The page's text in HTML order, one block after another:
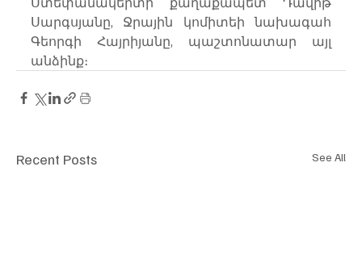
Սարգսյանը, Ջրային կոմիտեի նախագահ
Գեորգի Հայրիյանը, պաշտոնատար այլ
անձինք։
Recent Posts See All